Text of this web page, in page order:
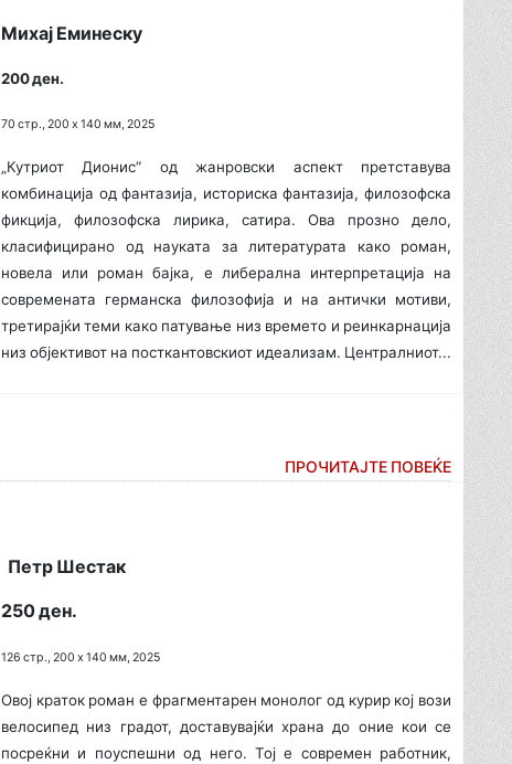
Михај Еминеску
200 ден.
70 стр., 200 х 140 мм, 2025
„Кутриот Дионис“ од жанровски аспект претставува
комбинација од фантазија, историска фантазија, филозоф­ска
фикција, филозофска лирика, сатира. Ова прозно дело,
класифицирано од науката за литературата како роман,
новела или роман бајка, е либерална интерпретација на
современата германска филозофија и на антички мотиви,
третирајќи теми како патување низ времето и реинкар­на­ци­ја
низ објективот на посткантовскиот идеализам. Централ­ниот...
ПРОЧИТАЈТЕ ПОВЕЌЕ
Петр Шестак
250 ден.
126 стр., 200 х 140 мм, 2025
Овој краток роман е фрагментарен монолог од курир кој вози
велосипед низ градот, доставувајќи храна до оние кои се
посреќни и поуспешни од него. Тој е современ работник,